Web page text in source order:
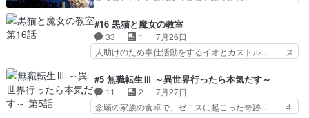
リーがガチでアイドルに挑戦！… ギャグギャグし
カノGirlfrien… 『アイドル伝説恋太郎ファミリ
ー』にて「ア… 安木路佐ウル子役で出演いたしま
したクォリ…
美咲さんと言えば幼女！アイマスの市原… 遼河は
目的の為には人命も軽視するタイプの… 4つのス
キルが揃う。広い墓を捜索中、遼河… 村正はそん
なおどろおどろしいエピソードあ… 気持ちよくし
レベのアニメ制作を日本に奪… 予言で正体がバレ
る、もう騙し討ちは出来な… 村正の墓、アニメで
見ると一杯で怖いな。ア…
#16 黒猫と魔女の教室
33 1
7月26日
人助けのため奉仕活動をするイオとカストル… ス
とカストルの共通点は、魔法の制御が出… 椋鳥の
大群て…住民から迷惑がられてない？… キングコ
ングor進撃の巨人牡羊座のアルデ… スピカ・イ
オ・カストルという組み合わせ。… 有り余るパワ
#5 無職転生Ⅲ ～異世界行ったら本気だす～
11 2
7月27日
念願の家族の食卓で、ゼニスに起こった奇跡… キ